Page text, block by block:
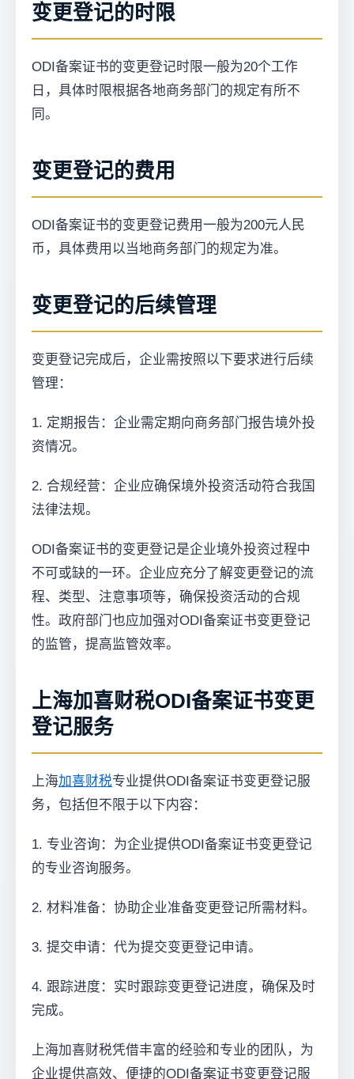
变更登记的时限
ODI备案证书的变更登记时限一般为20个工作
日，具体时限根据各地商务部门的规定有所不
同。
变更登记的费用
ODI备案证书的变更登记费用一般为200元人民
币，具体费用以当地商务部门的规定为准。
变更登记的后续管理
变更登记完成后，企业需按照以下要求进行后续
管理：
1. 定期报告：企业需定期向商务部门报告境外投
资情况。
2. 合规经营：企业应确保境外投资活动符合我国
法律法规。
ODI备案证书的变更登记是企业境外投资过程中
不可或缺的一环。企业应充分了解变更登记的流
程、类型、注意事项等，确保投资活动的合规
性。政府部门也应加强对ODI备案证书变更登记
的监管，提高监管效率。
上海加喜财税ODI备案证书变更
登记服务
上海加喜财税专业提供ODI备案证书变更登记服
务，包括但不限于以下内容：
1. 专业咨询：为企业提供ODI备案证书变更登记
的专业咨询服务。
2. 材料准备：协助企业准备变更登记所需材料。
3. 提交申请：代为提交变更登记申请。
4. 跟踪进度：实时跟踪变更登记进度，确保及时
完成。
上海加喜财税凭借丰富的经验和专业的团队，为
企业提供高效、便捷的ODI备案证书变更登记服